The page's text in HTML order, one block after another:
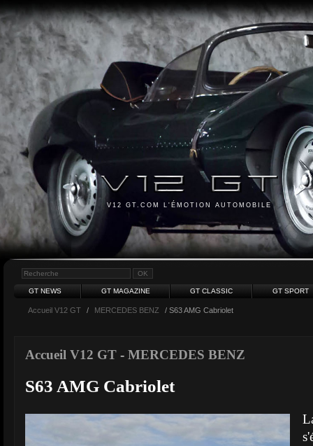
V12 GT.COM L'ÉMOTION AUTOMOBILE
GT NEWS GT MAGAZINE GT CLASSIC GT SPORT
Accueil V12 GT / MERCEDES BENZ / S63 AMG Cabriolet
Accueil V12 GT - MERCEDES BENZ
S63 AMG Cabriolet